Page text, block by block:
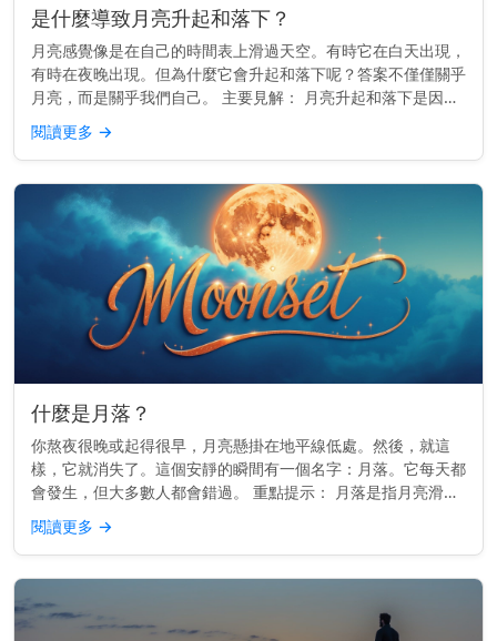
是什麼導致月亮升起和落下？
月亮感覺像是在自己的時間表上滑過天空。有時它在白天出現，
有時在夜晚出現。但為什麼它會升起和落下呢？答案不僅僅關乎
月亮，而是關乎我們自己。 主要見解： 月亮升起和落下是因為
地球在旋轉——而不是因為月亮移動得那麼快。 它真正移動的
原因 地球每2...
閱讀更多 →
什麼是月落？
你熬夜很晚或起得很早，月亮懸掛在地平線低處。然後，就這
樣，它就消失了。這個安靜的瞬間有一個名字：月落。它每天都
會發生，但大多數人都會錯過。 重點提示： 月落是指月亮滑落
到西方地平線以下，就像日落一樣，但較為柔和。 月落的運作
原理 地球由西向...
閱讀更多 →